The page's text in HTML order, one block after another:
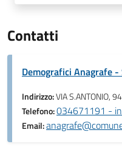
Contatti
Demografici Anagrafe
Indirizzo:VIA S.ANTONIO, 94
Telefono:034671191 -
Email: